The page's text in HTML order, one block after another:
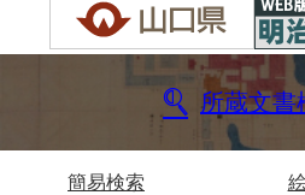
行政資料
特設文庫
所蔵文書
簡易検索